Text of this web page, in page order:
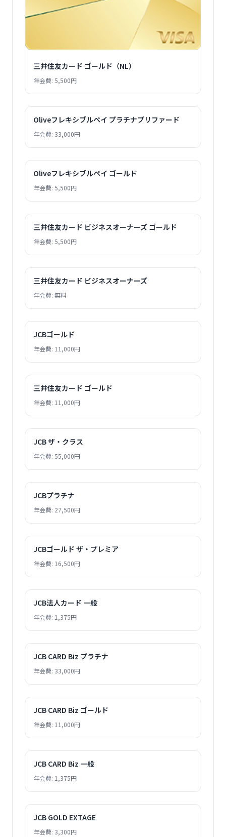
三井住友カード ゴールド（NL）
年会費: 5,500円
Oliveフレキシブルペイ プラチナプリファード
年会費: 33,000円
Oliveフレキシブルペイ ゴールド
年会費: 5,500円
三井住友カード ビジネスオーナーズ ゴールド
年会費: 5,500円
三井住友カード ビジネスオーナーズ
年会費: 無料
JCBゴールド
年会費: 11,000円
三井住友カード ゴールド
年会費: 11,000円
JCB ザ・クラス
年会費: 55,000円
JCBプラチナ
年会費: 27,500円
JCBゴールド ザ・プレミア
年会費: 16,500円
JCB法人カード 一般
年会費: 1,375円
JCB CARD Biz プラチナ
年会費: 33,000円
JCB CARD Biz ゴールド
年会費: 11,000円
JCB CARD Biz 一般
年会費: 1,375円
JCB GOLD EXTAGE
年会費: 3,300円